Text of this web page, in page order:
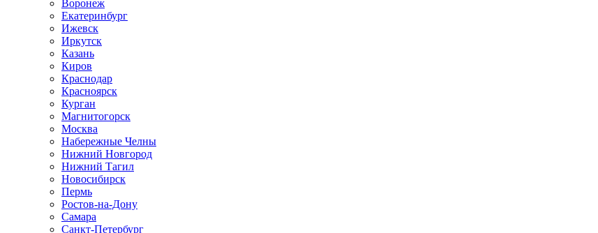
Воронеж
Екатеринбург
Ижевск
Иркутск
Казань
Киров
Краснодар
Красноярск
Курган
Магнитогорск
Москва
Набережные Челны
Нижний Новгород
Нижний Тагил
Новосибирск
Пермь
Ростов-на-Дону
Самара
Санкт-Петербург